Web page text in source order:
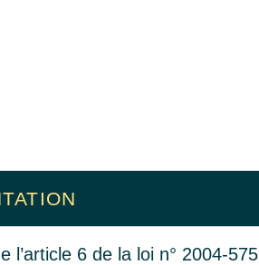
l’article 6 de la loi n° 2004-